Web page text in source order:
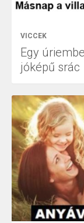
VICCEK
Egy
jóképű srác